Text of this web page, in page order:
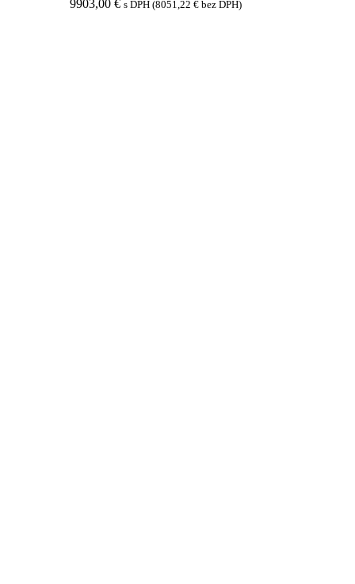
9903,00 € s DPH (8051,22 € bez DPH)